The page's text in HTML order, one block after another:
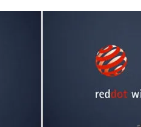
pec na pizzu Cuisinart CPZ-120 promění